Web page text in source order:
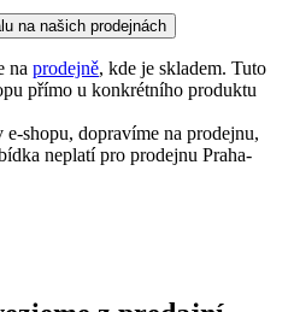
na našich prodejnách
na prodejně, kde je skladem. Tuto
přímo u konkrétního produktu
shopu, dopravíme na prodejnu,
neplatí pro prodejnu Praha-